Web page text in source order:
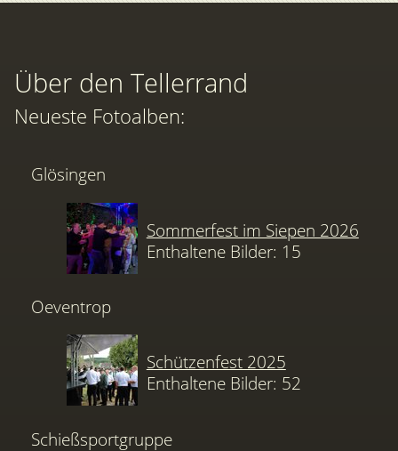
Über den Tellerrand
Neueste Fotoalben:
Glösingen
Sommerfest im Siepen 2026
Enthaltene Bilder: 15
Oeventrop
Schützenfest 2025
Enthaltene Bilder: 52
Schießsportgruppe